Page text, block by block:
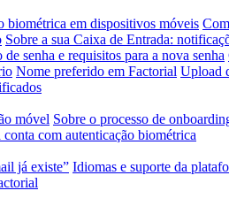
biométrica em dispositivos móveis
Sobre a sua Caixa de Entrada:
senha e requisitos para a nova senha
Nome preferido em Factorial Upload
móvel Sobre o processo de
com autenticação biométrica
já existe” Idiomas e suporte da